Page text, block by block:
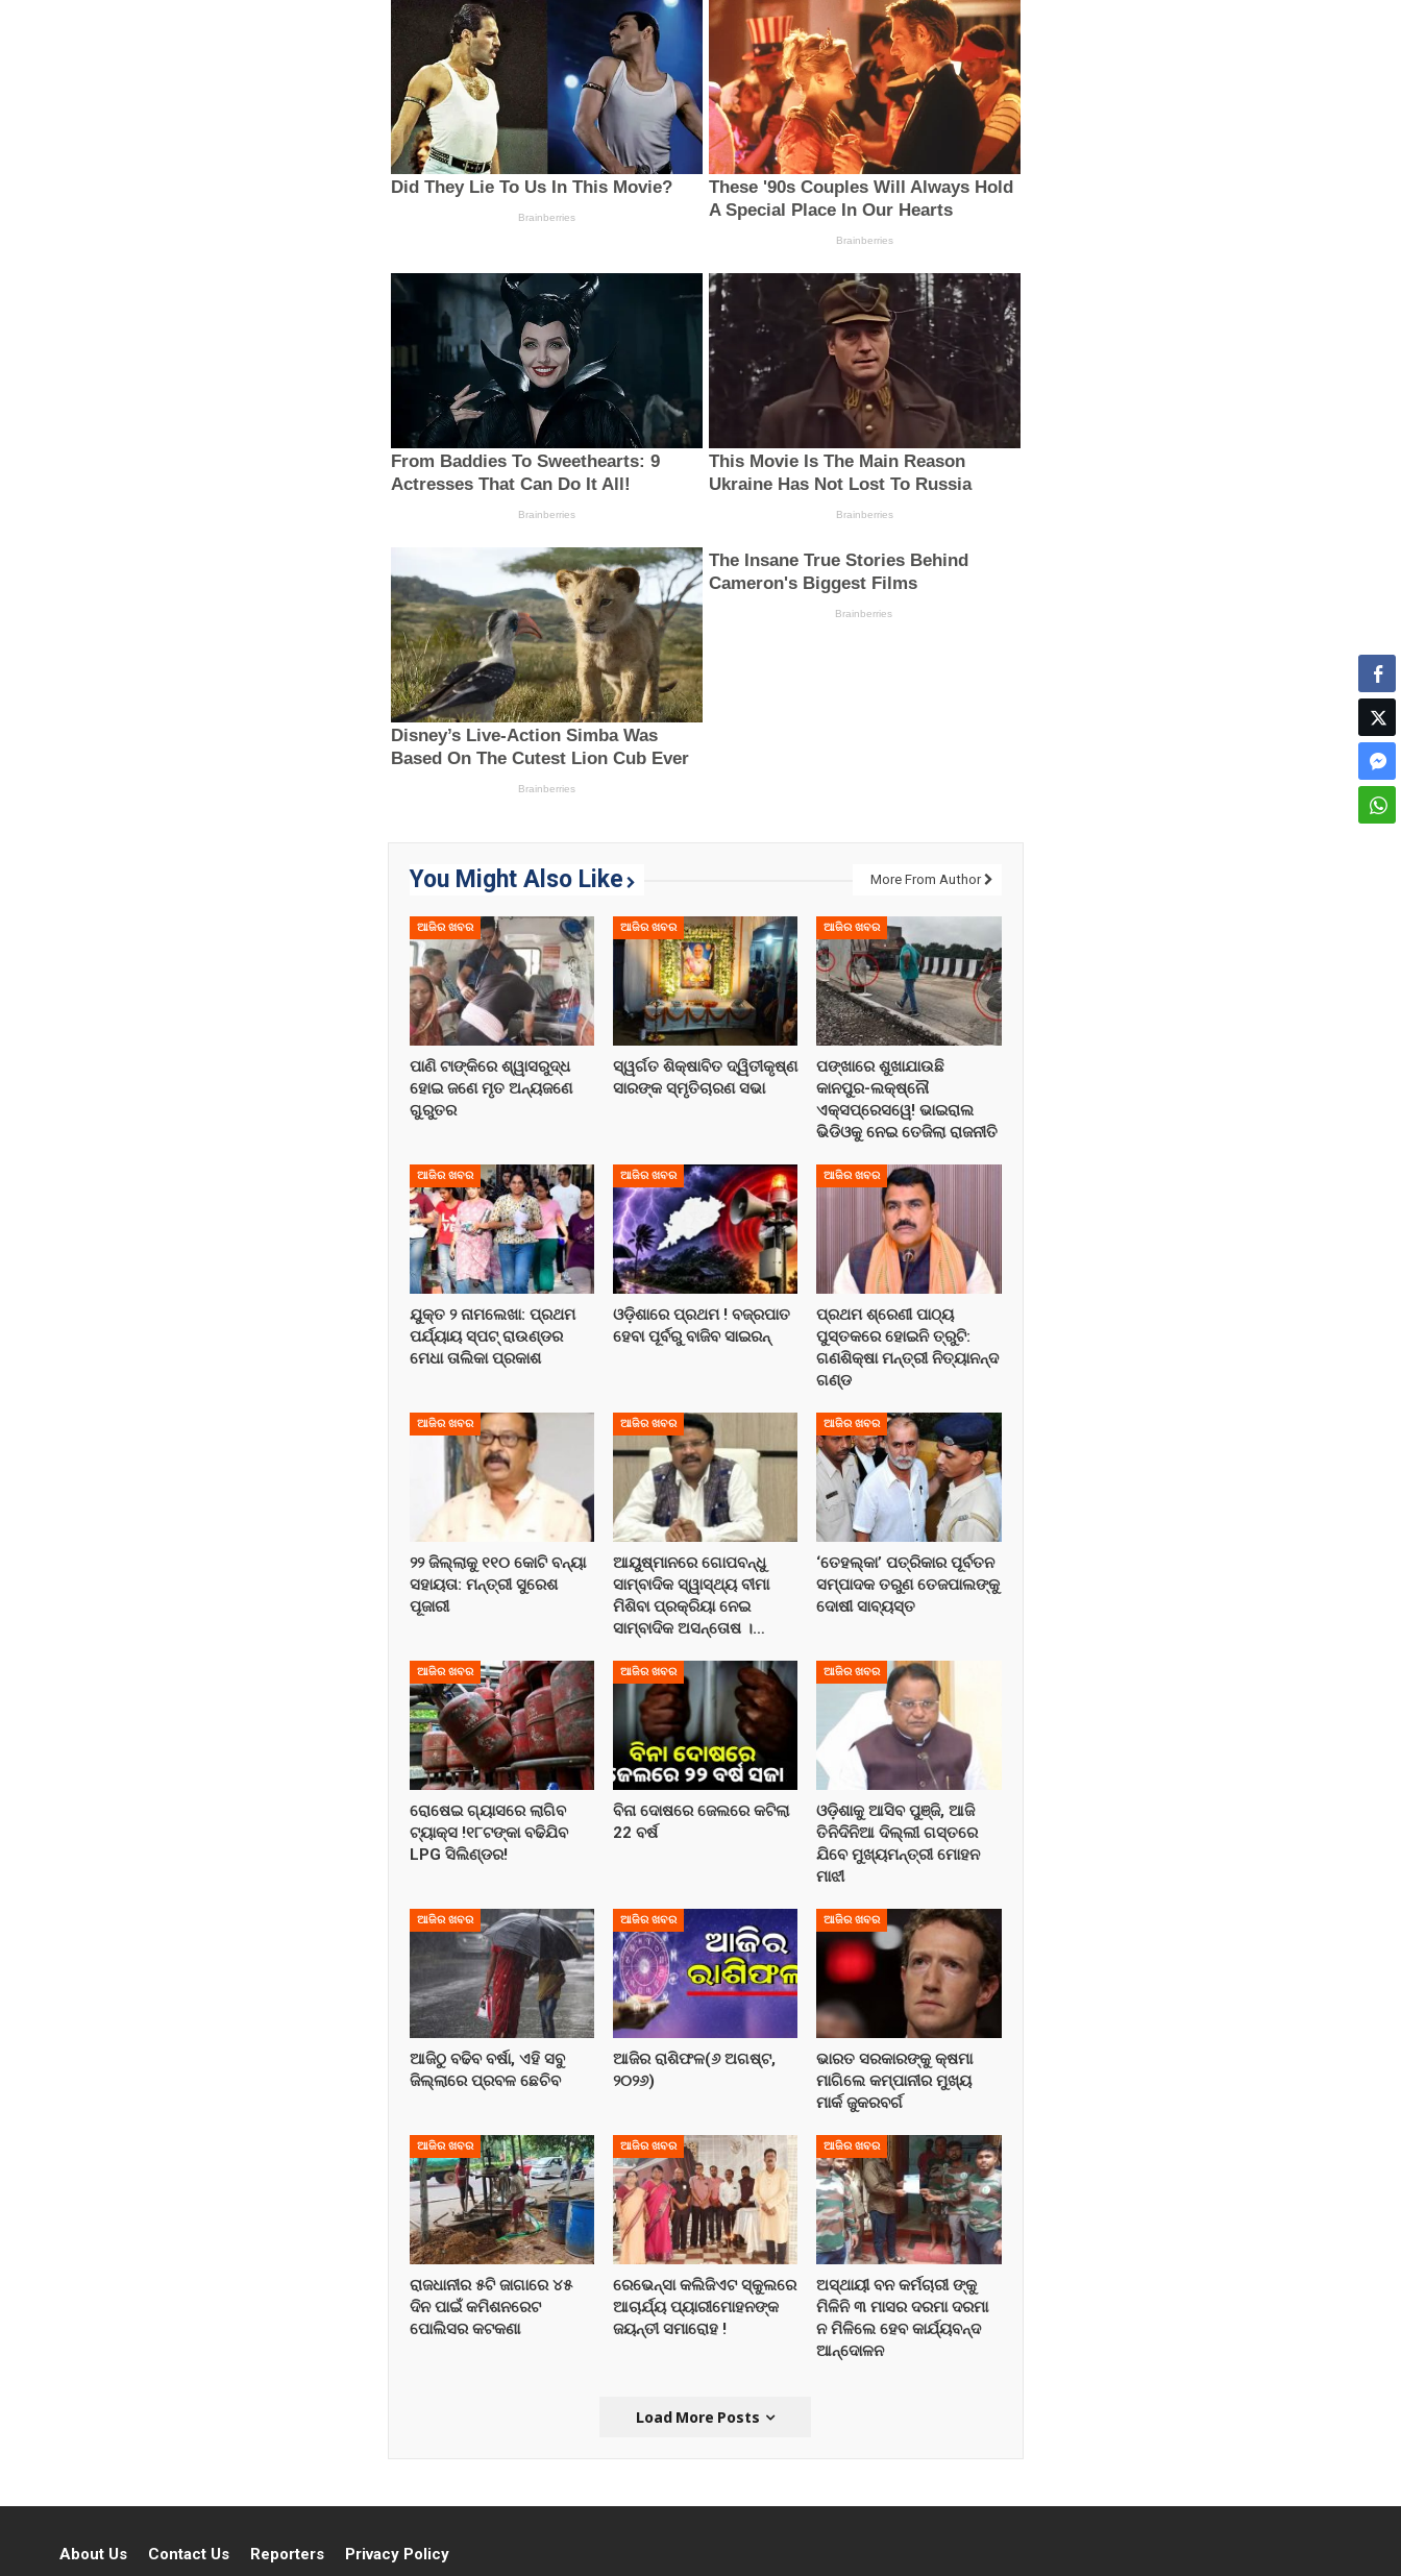
You Might Also Like More From Author
ଆଜିର ଖବର
ପାଣି ଟାଙ୍କିରେ ଶ୍ୱାସରୁଦ୍ଧ
ହୋଇ ଜଣେ ମୃତ ଅନ୍ୟଜଣେ
ଗୁରୁତର
ଆଜିର ଖବର
ସ୍ୱର୍ଗତ ଶିକ୍ଷାବିତ ଦ୍ୱିତୀକୃଷ୍ଣ
ସାରଙ୍କ ସ୍ମୃତିଚାରଣ ସଭା
ଆଜିର ଖବର
ପଙ୍ଖାରେ ଶୁଖାଯାଉଛି
କାନପୁର-ଲକ୍ଷ୍ନୌ
ଏକ୍ସପ୍ରେସୱେ! ଭାଇରାଲ
ଭିଡିଓକୁ ନେଇ ତେଜିଲା ରାଜନୀତି
ଆଜିର ଖବର
ଯୁକ୍ତ ୨ ନାମଲେଖା: ପ୍ରଥମ
ପର୍ଯ୍ୟାୟ ସ୍ପଟ୍ ରାଉଣ୍ଡର
ମେଧା ତାଲିକା ପ୍ରକାଶ
ଆଜିର ଖବର
ଓଡ଼ିଶାରେ ପ୍ରଥମ ! ବଜ୍ରପାତ
ହେବା ପୂର୍ବରୁ ବାଜିବ ସାଇରନ୍
ଆଜିର ଖବର
ପ୍ରଥମ ଶ୍ରେଣୀ ପାଠ୍ୟ
ପୁସ୍ତକରେ ହୋଇନି ତ୍ରୁଟି:
ଗଣଶିକ୍ଷା ମନ୍ତ୍ରୀ ନିତ୍ୟାନନ୍ଦ
ଗଣ୍ଡ
ଆଜିର ଖବର
୨୨ ଜିଲ୍ଲାକୁ ୧୧୦ କୋଟି ବନ୍ୟା
ସହାୟତା: ମନ୍ତ୍ରୀ ସୁରେଶ
ପୂଜାରୀ
ଆଜିର ଖବର
ଆୟୁଷ୍ମାନରେ ଗୋପବନ୍ଧୁ
ସାମ୍ବାଦିକ ସ୍ୱାସ୍ଥ୍ୟ ବୀମା
ମିଶିବା ପ୍ରକ୍ରିୟା ନେଇ
ସାମ୍ବାଦିକ ଅସନ୍ତୋଷ ।…
ଆଜିର ଖବର
‘ତେହଲ୍‌କା’ ପତ୍ରିକାର ପୂର୍ବତନ
ସମ୍ପାଦକ ତରୁଣ ତେଜପାଲଙ୍କୁ
ଦୋଷୀ ସାବ୍ୟସ୍ତ
ଆଜିର ଖବର
ରୋଷେଇ ଗ୍ୟାସରେ ଲାଗିବ
ଟ୍ୟାକ୍ସ !୧୮ଟଙ୍କା ବଢିଯିବ
LPG ସିଲିଣ୍ଡର!
ଆଜିର ଖବର
ବିନା ଦୋଷରେ ଜେଲରେ କଟିଲା
22 ବର୍ଷ
ଆଜିର ଖବର
ଓଡ଼ିଶାକୁ ଆସିବ ପୁଞ୍ଜି, ଆଜି
ତିନିଦିନିଆ ଦିଲ୍ଲୀ ଗସ୍ତରେ
ଯିବେ ମୁଖ୍ୟମନ୍ତ୍ରୀ ମୋହନ
ମାଝୀ
ଆଜିର ଖବର
ଆଜିଠୁ ବଢିବ ବର୍ଷା, ଏହି ସବୁ
ଜିଲ୍ଲାରେ ପ୍ରବଳ ଛେଚିବ
ଆଜିର ଖବର
ଆଜିର ରାଶିଫଳ(୬ ଅଗଷ୍ଟ,
୨୦୨୬)
ଆଜିର ଖବର
ଭାରତ ସରକାରଙ୍କୁ କ୍ଷମା
ମାଗିଲେ କମ୍ପାନୀର ମୁଖ୍ୟ
ମାର୍କ ଜୁକରବର୍ଗ
ଆଜିର ଖବର
ରାଜଧାନୀର ୫ଟି ଜାଗାରେ ୪୫
ଦିନ ପାଇଁ କମିଶନରେଟ
ପୋଲିସର କଟକଣା
ଆଜିର ଖବର
ରେଭେନ୍ସା କଲିଜିଏଟ ସ୍କୁଲରେ
ଆଚାର୍ଯ୍ୟ ପ୍ୟାରୀମୋହନଙ୍କ
ଜୟନ୍ତୀ ସମାରୋହ !
ଆଜିର ଖବର
ଅସ୍ଥାୟୀ ବନ କର୍ମଚାରୀ ଙ୍କୁ
ମିଳିନି ୩ ମାସର ଦରମା ଦରମା
ନ ମିଳିଲେ ହେବ କାର୍ଯ୍ୟବନ୍ଦ
ଆନ୍ଦୋଳନ
Load More Posts
About Us Contact Us Reporters Privacy Policy